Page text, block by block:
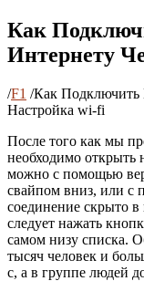
Как
Интернету
/F1 /Как Подключить
Настройка wi-fi
После того как мы
необходимо открыть
можно с помощью
свайпом вниз, или с
соединение скрыто в
следует нажать
самом низу списка.
тысяч человек и
с, а в группе людей